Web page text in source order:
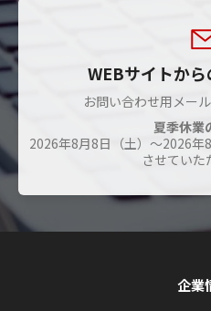
WEBサイトか
お問い合わせ用メー
夏季休業
2026年8月8日（土）～2026年
させていた
企業